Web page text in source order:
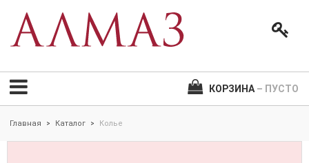
КОРЗИНА – ПУСТО
Главная > Каталог > Колье